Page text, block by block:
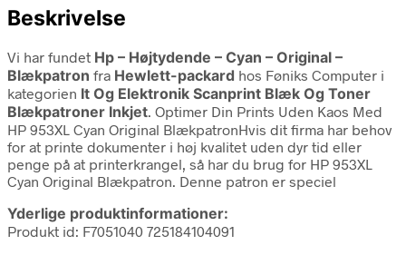
Beskrivelse
Vi har fundet Hp – Højtydende – Cyan – Original –
Blækpatron fra Hewlett-packard hos Føniks Computer i
kategorien It Og Elektronik Scanprint Blæk Og Toner
Blækpatroner Inkjet. Optimer Din Prints Uden Kaos Med
HP 953XL Cyan Original BlækpatronHvis dit firma har behov
for at printe dokumenter i høj kvalitet uden dyr tid eller
penge på at printerkrangel, så har du brug for HP 953XL
Cyan Original Blækpatron. Denne patron er speciel
Yderlige produktinformationer:
Produkt id: F7051040 725184104091